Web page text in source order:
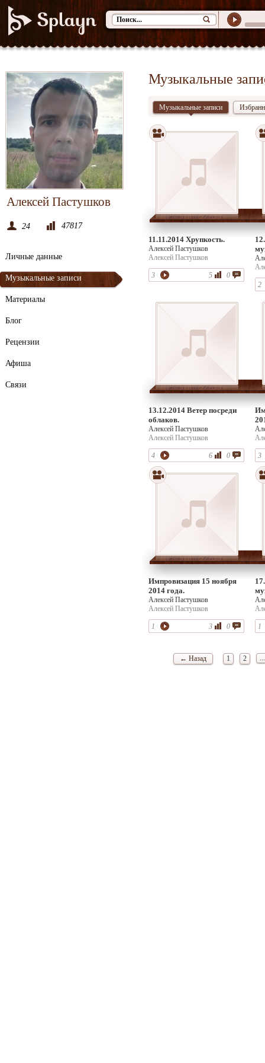
Алексей Пастушков
24 47817
Личные данные
Музыкальные записи
Материалы
Блог
Рецензии
Афиша
Связи
Музыкальные
Музыкальные записи
11.11.2014 Хрупкость.
Алексей Пастушков
Алексей Пастушков
3 0
5
2
13.12.2014 Ветер посреди
облаков.
Алексей Пастушков
Алексей Пастушков
4 0
6 3
Импровизация 15 ноября
2014 года.
Алексей Пастушков
Алексей Пастушков
1 0
3 1
← Назад 1 2 ...